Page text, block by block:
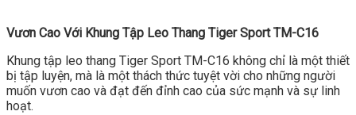
Vươn Cao Với Khung Tập Leo Thang Tiger Sport TM-C16
Khung tập leo thang Tiger Sport TM-C16 không chỉ là một thiết
bị tập luyện, mà là một thách thức tuyệt vời cho những người
muốn vươn cao và đạt đến đỉnh cao của sức mạnh và sự linh
hoạt.